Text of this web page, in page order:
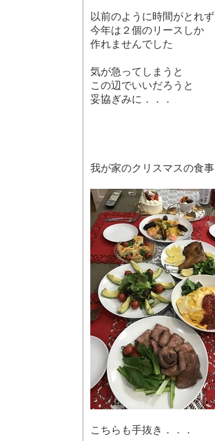
以前のように時間がとれず
今年は２個のリースしか
作れませんでした
気が急ってしまうと
この辺でいいだろうと
妥協ぎみに．．．
我が家のクリスマスの食事
こちらも手抜き．．．